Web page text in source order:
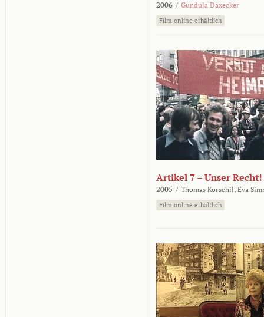
2006 / Gundula Daxecker
Film online erhältlich
Artikel 7 – Unser Recht!
2005 / Thomas Korschil, Eva
Film online erhältlich